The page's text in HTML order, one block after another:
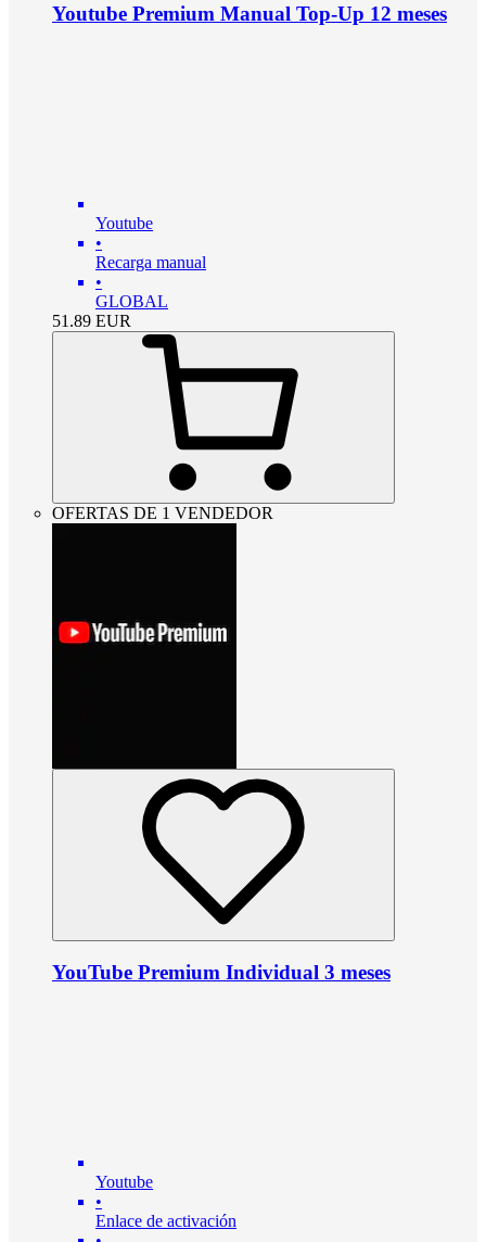
Youtube Premium Manual Top-Up 12 meses
Youtube
•
Recarga manual
•
GLOBAL
51.89 EUR
OFERTAS DE 1 VENDEDOR
YouTube Premium Individual 3 meses
Youtube
•
Enlace de activación